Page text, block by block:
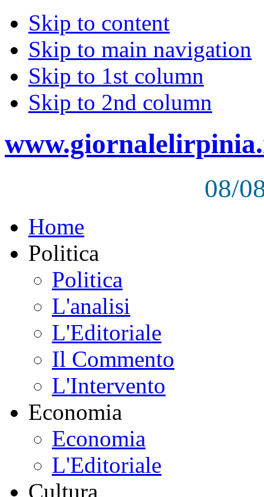
Skip to content
Skip to main navigation
Skip to 1st column
Skip to 2nd column
08/
Home
Politica
Politica
L'analisi
L'Editoriale
Il Commento
L'Intervento
Economia
Economia
L'Editoriale
Cultura